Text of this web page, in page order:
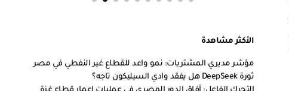
الأكثر مشاهدة
مؤشر مديري المشتريات: نمو واعد للقطاع غير النفطي في مصر
ثورة DeepSeek هل يفقد وادي السيليكون تاجه؟